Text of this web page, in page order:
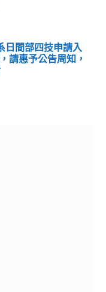
日間部四技申請入
請惠予公告周知，